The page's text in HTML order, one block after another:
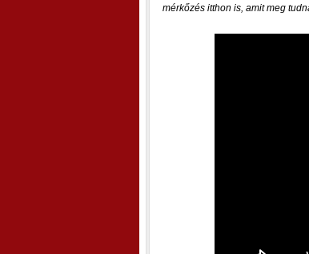
mérkőzés itthon is, amit meg